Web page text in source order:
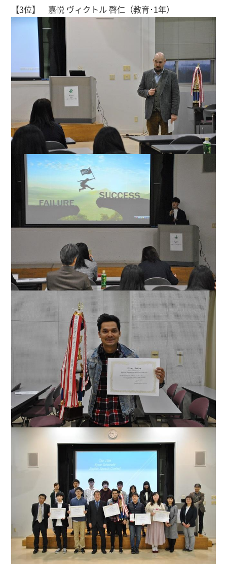
【3位】 嘉悦 ヴィクトル 啓仁（教育･1年）